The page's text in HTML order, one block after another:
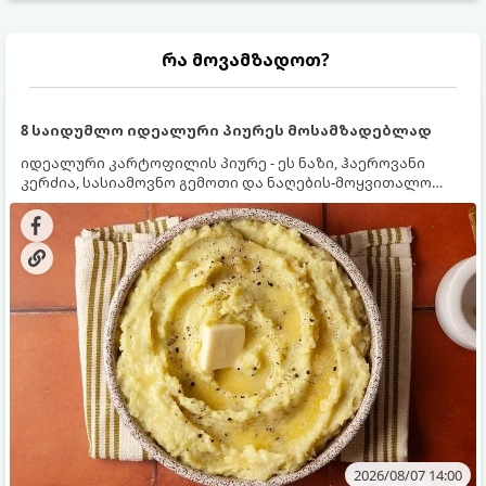
რა მოვამზადოთ?
8 საიდუმლო იდეალური პიურეს მოსამზადებლად
იდეალური კარტოფილის პიურე - ეს ნაზი, ჰაეროვანი
კერძია, სასიამოვნო გემოთი და ნაღების-მოყვითალო
ფერით. მისი მომზადება ძალიან მარტივია, მაგრამ
არსებობს რამდენიმე საიდუმლო, რომლებიც უნდა
იცოდეთ, რომ პიურე იდეალურად გემრიელი გამოვიდეს.
2026/08/07 14:00